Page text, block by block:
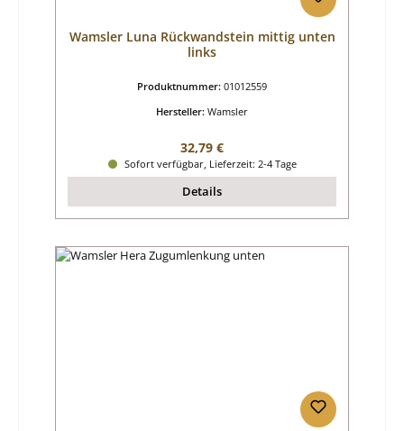
Wamsler Luna Rückwandstein mittig unten
links
Produktnummer: 01012559
Hersteller: Wamsler
Regulärer Preis:
32,79 €
Sofort verfügbar, Lieferzeit: 2-4 Tage
Details